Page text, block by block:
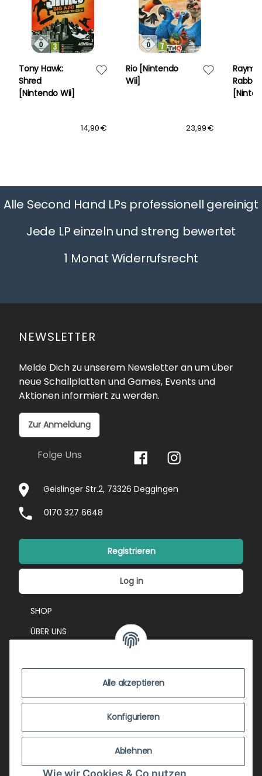
Alle akzeptieren
Konfigurieren
Ablehnen
Wie wir Cookies & Co nutzen
Tony Hawk:
Shred
[Nintendo Wii]
14,90 €
Rio [Nintendo
Wii]
23,99 €
Alle Second Hand LPs professionell gereinigt
Jede LP einzeln und streng bewertet
1 Monat Widerrufsrecht
NEWSLETTER
Melde Dich zu unserem Newsletter an um über
neue Schallplatten und Games, Events und
Aktionen informiert zu werden.
Zur Anmeldung
Folge Uns
Geislinger Str.2, 73326 Deggingen
0170 327 6648
Registrieren
Log in
SHOP
ÜBER UNS
ZUSTANDSBEWERTUNG
ZAHLUNGSMÖGLICHKEITEN